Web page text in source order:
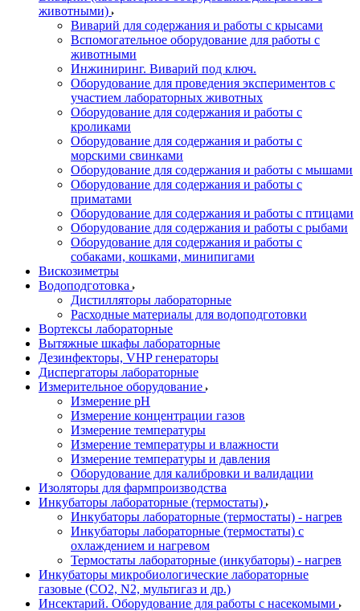
животными)
Виварий для содержания и работы с крысами
Вспомогательное оборудование для работы с
животными
Инжиниринг. Виварий под ключ.
Оборудование для проведения экспериментов с
участием лабораторных животных
Оборудование для содержания и работы с
кроликами
Оборудование для содержания и работы с
морскими свинками
Оборудование для содержания и работы с мышами
Оборудование для содержания и работы с
приматами
Оборудование для содержания и работы с птицами
Оборудование для содержания и работы с рыбами
Оборудование для содержания и работы с
собаками, кошками, минипигами
Вискозиметры
Водоподготовка
Дистилляторы лабораторные
Расходные материалы для водоподготовки
Вортексы лабораторные
Вытяжные шкафы лабораторные
Дезинфекторы, VHP генераторы
Диспергаторы лабораторные
Измерительное оборудование
Измерение pH
Измерение концентрации газов
Измерение температуры
Измерение температуры и влажности
Измерение температуры и давления
Оборудование для калибровки и валидации
Изоляторы для фармпроизводства
Инкубаторы лабораторные (термостаты)
Инкубаторы лабораторные (термостаты) - нагрев
Инкубаторы лабораторные (термостаты) с
охлаждением и нагревом
Термостаты лабораторные (инкубаторы) - нагрев
Инкубаторы микробиологические лабораторные
газовые (CO2, N2, мультигаз и др.)
Инсектарий. Оборудование для работы с насекомыми